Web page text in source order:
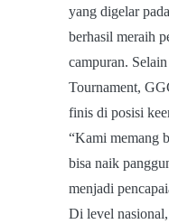
yang digelar
berhasil meraih
campuran.
Tournament,
finis di posisi
“Kami memang
bisa naik
menjadi
Di level